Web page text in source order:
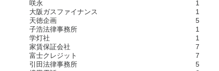
咲永
1
大阪ガスファイナンス
1
天徳企画
5
子浩法律事務所
1
学灯社
1
家賃保証会社
7
富士クレジット
7
引田法律事務所
5